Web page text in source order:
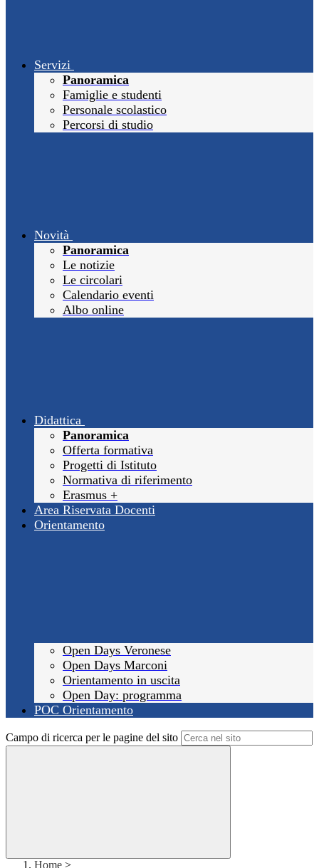
Servizi
Panoramica
Famiglie e studenti
Personale scolastico
Percorsi di studio
Novità
Panoramica
Le notizie
Le circolari
Calendario eventi
Albo online
Didattica
Panoramica
Offerta formativa
Progetti di Istituto
Normativa di riferimento
Erasmus +
Area Riservata Docenti
Orientamento
Open Days Veronese
Open Days Marconi
Orientamento in uscita
Open Day: programma
POC Orientamento
Campo di ricerca per le pagine del sito
Home >